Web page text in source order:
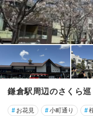
鎌倉駅周辺のさくら巡
# お花見 #小町通り #